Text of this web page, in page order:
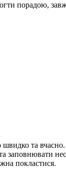
порадою,
та
заповнювати
покластися.